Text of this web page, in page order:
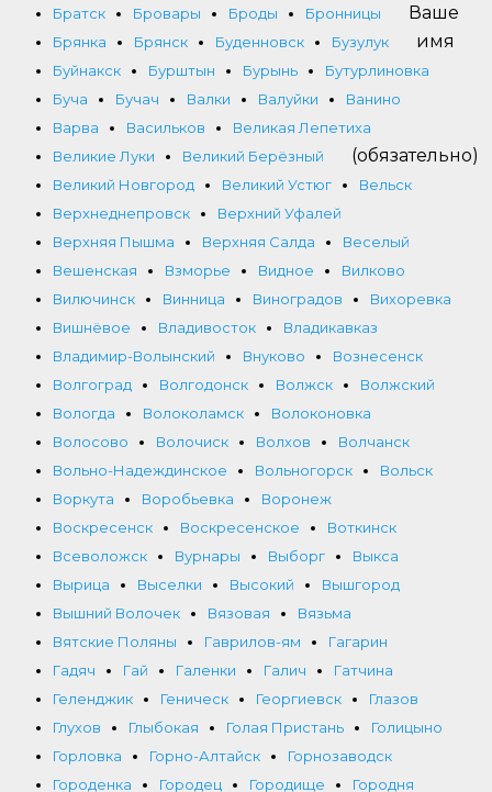
Братск
Бровары Броды
Бронницы
Брянка
Брянск Буденновск
Бузулук
Буйнакск
Бурштын Бурынь
Бутурлиновка
Буча
Бучач Валки Валуйки
Ванино
Варва
Васильков
Великая Лепетиха
Великие Луки
Великий Берёзный
Великий Новгород
Великий Устюг
Вельск
Верхнеднепровск
Верхний Уфалей
Верхняя Пышма
Верхняя Салда
Веселый
Вешенская
Взморье Видное
Вилково
Вилючинск
Винница Виноградов
Вихоревка
Вишнёвое
Владивосток
Владикавказ
Владимир-Волынский
Внуково
Вознесенск
Волгоград
Волгодонск Волжск
Волжский
Вологда
Волоколамск
Волоконовка
Волосово
Волочиск Волхов
Волчанск
Вольно-Надеждинское
Вольногорск
Вольск
Воркута
Воробьевка
Воронеж
Воскресенск
Воскресенское
Воткинск
Всеволожск
Вурнары Выборг
Выкса
Вырица
Выселки Высокий
Вышгород
Вышний Волочек
Вязовая
Вязьма
Вятские Поляны
Гаврилов-ям
Гагарин
Гадяч
Гай Галенки Галич
Гатчина
Геленджик
Геническ Георгиевск
Глазов
Глухов
Глыбокая Голая Пристань
Голицыно
Горловка
Горно-Алтайск
Горнозаводск
Городенка
Городец Городище
Городня
Ваше
имя
(обязательно)